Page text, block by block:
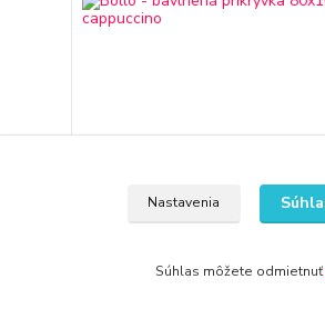
Bollo - bavlnená prikrývka 80x100
bez DPH
Nastavenia
Súhlas môžete odmietnuť